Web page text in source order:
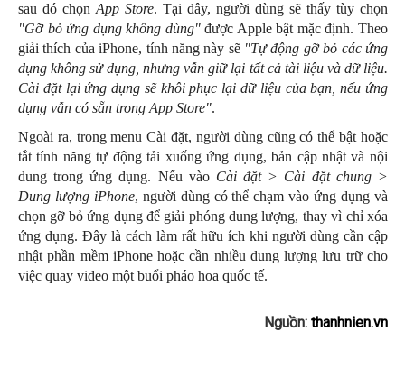
sau đó chọn App Store. Tại đây, người dùng sẽ thấy tùy chọn
"Gỡ bỏ ứng dụng không dùng"được Apple bật mặc định. Theo
giải thích của iPhone, tính năng này sẽ "Tự động gỡ bỏ các ứng
dụng không sử dụng, nhưng vẫn giữ lại tất cả tài liệu và dữ liệu.
Cài đặt lại ứng dụng sẽ khôi phục lại dữ liệu của bạn, nếu ứng
dụng vẫn có sẵn trong App Store".
Ngoài ra, trong menu Cài đặt, người dùng cũng có thể bật hoặc
tắt tính năng tự động tải xuống ứng dụng, bản cập nhật và nội
dung trong ứng dụng. Nếu vào Cài đặt > Cài đặt chung >
Dung lượng iPhone, người dùng có thể chạm vào ứng dụng và
chọn gỡ bỏ ứng dụng để giải phóng dung lượng, thay vì chỉ xóa
ứng dụng. Đây là cách làm rất hữu ích khi người dùng cần cập
nhật phần mềm iPhone hoặc cần nhiều dung lượng lưu trữ cho
việc quay video một buổi pháo hoa quốc tế.
Nguồn: thanhnien.vn